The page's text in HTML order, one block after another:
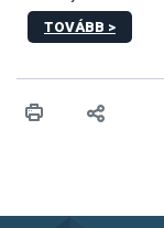
engedélyokiratát
egészen a
érésű szőlőkben
felhasználók
TOVÁBB >